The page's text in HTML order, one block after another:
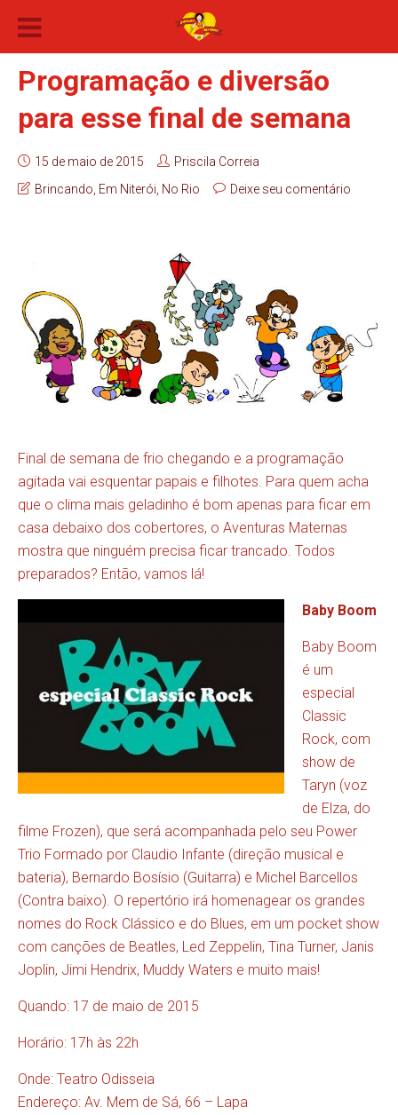
Programação e diversão
para esse final de semana
15 de maio de 2015
Priscila Correia
Brincando Em Niterói No Rio Deixe seu comentário
Final de semana de frio chegando e a programação
agitada vai esquentar papais e filhotes. Para quem acha
que o clima mais geladinho é bom apenas para ficar em
casa debaixo dos cobertores, o Aventuras Maternas
mostra que ninguém precisa ficar trancado. Todos
preparados? Então, vamos lá!
Baby Boom
Baby Boom
é um
especial
Classic
Rock, com
show de
Taryn (voz
de Elza, do
filme Frozen), que será acompanhada pelo seu Power
Trio Formado por Claudio Infante (direção musical e
bateria), Bernardo Bosísio (Guitarra) e Michel Barcellos
(Contra baixo). O repertório irá homenagear os grandes
nomes do Rock Clássico e do Blues, em um pocket show
com canções de Beatles, Led Zeppelin, Tina Turner, Janis
Joplin, Jimi Hendrix, Muddy Waters e muito mais!
Quando: 17 de maio de 2015
Horário: 17h às 22h
Onde: Teatro Odisseia
Endereço: Av. Mem de Sá, 66 – Lapa